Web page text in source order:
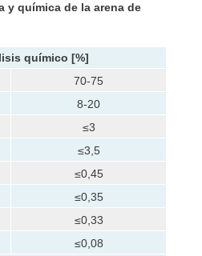
y química de la arena de
químico [%]
70-75
8-20
≤3
≤3,5
≤0,45
≤0,35
≤0,33
≤0,08